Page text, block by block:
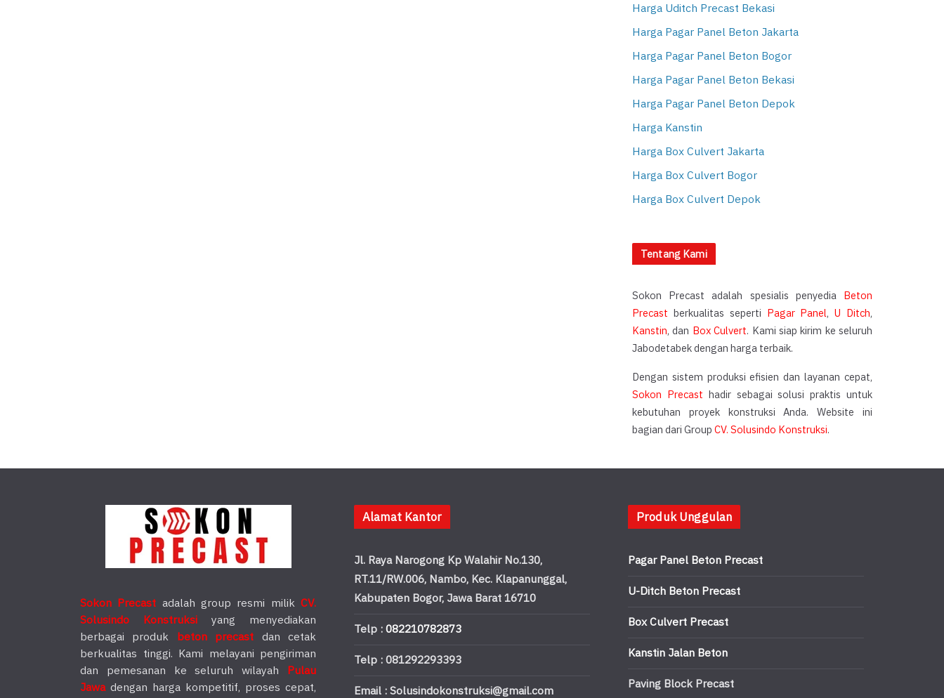
Harga Uditch Precast Bekasi
Harga Pagar Panel Beton Jakarta
Harga Pagar Panel Beton Bogor
Harga Pagar Panel Beton Bekasi
Harga Pagar Panel Beton Depok
Harga Kanstin
Harga Box Culvert Jakarta
Harga Box Culvert Bogor
Harga Box Culvert Depok
Tentang Kami
Sokon Precast adalah spesialis penyedia Beton
Precast berkualitas seperti Pagar Panel,U Ditch,
Kanstin, dan Box Culvert. Kami siap kirim ke seluruh
Jabodetabek dengan harga terbaik.
Dengan sistem produksi efisien dan layanan cepat,
Sokon Precast hadir sebagai solusi praktis untuk
kebutuhan proyek konstruksi Anda. Website ini
bagian dari GroupCV. Solusindo Konstruksi.
Sokon Precast adalah group resmi milikCV.
Solusindo Konstruksi yang menyediakan
berbagai produk beton precast dan cetak
berkualitas tinggi. Kami melayani pengiriman
dan pemesanan ke seluruh wilayah Pulau
Jawadengan harga kompetitif, proses cepat,
Alamat Kantor
Jl. Raya Narogong Kp Walahir No.130,
RT.11/RW.006, Nambo, Kec. Klapanunggal,
Kabupaten Bogor, Jawa Barat 16710
Telp :082210782873
Telp : 081292293393
Email : Solusindokonstruksi@gmail.com
Produk Unggulan
Pagar Panel Beton Precast
U-Ditch Beton Precast
Box Culvert Precast
Kanstin Jalan Beton
Paving Block Precast